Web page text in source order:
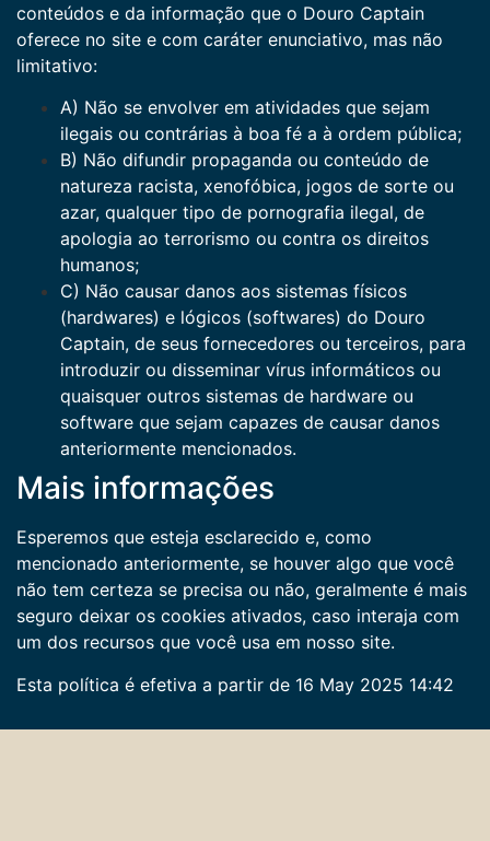
conteúdos e da informação que o Douro Captain
oferece no site e com caráter enunciativo, mas não
limitativo:
A) Não se envolver em atividades que sejam
ilegais ou contrárias à boa fé a à ordem pública;
B) Não difundir propaganda ou conteúdo de
natureza racista, xenofóbica, jogos de sorte ou
azar, qualquer tipo de pornografia ilegal, de
apologia ao terrorismo ou contra os direitos
humanos;
C) Não causar danos aos sistemas físicos
(hardwares) e lógicos (softwares) do Douro
Captain, de seus fornecedores ou terceiros, para
introduzir ou disseminar vírus informáticos ou
quaisquer outros sistemas de hardware ou
software que sejam capazes de causar danos
anteriormente mencionados.
Mais informações
Esperemos que esteja esclarecido e, como
mencionado anteriormente, se houver algo que você
não tem certeza se precisa ou não, geralmente é mais
seguro deixar os cookies ativados, caso interaja com
um dos recursos que você usa em nosso site.
Esta política é efetiva a partir de 16 May 2025 14:42